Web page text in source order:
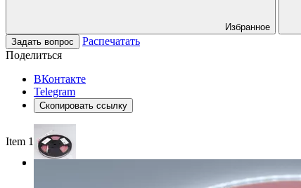
Избранное
Задать вопрос
Распечатать
Поделиться
ВКонтакте
Telegram
Скопировать ссылку
Item 1 of 3